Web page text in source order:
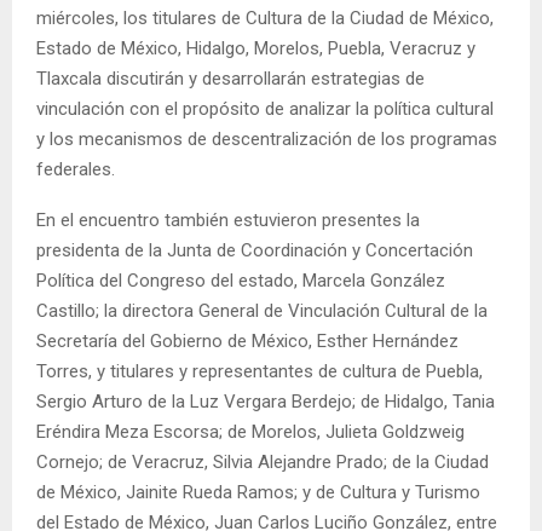
miércoles, los titulares de Cultura de la Ciudad de México,
Estado de México, Hidalgo, Morelos, Puebla, Veracruz y
Tlaxcala discutirán y desarrollarán estrategias de
vinculación con el propósito de analizar la política cultural
y los mecanismos de descentralización de los programas
federales.
En el encuentro también estuvieron presentes la
presidenta de la Junta de Coordinación y Concertación
Política del Congreso del estado, Marcela González
Castillo; la directora General de Vinculación Cultural de la
Secretaría del Gobierno de México, Esther Hernández
Torres, y titulares y representantes de cultura de Puebla,
Sergio Arturo de la Luz Vergara Berdejo; de Hidalgo, Tania
Eréndira Meza Escorsa; de Morelos, Julieta Goldzweig
Cornejo; de Veracruz, Silvia Alejandre Prado; de la Ciudad
de México, Jainite Rueda Ramos; y de Cultura y Turismo
del Estado de México, Juan Carlos Luciño González, entre